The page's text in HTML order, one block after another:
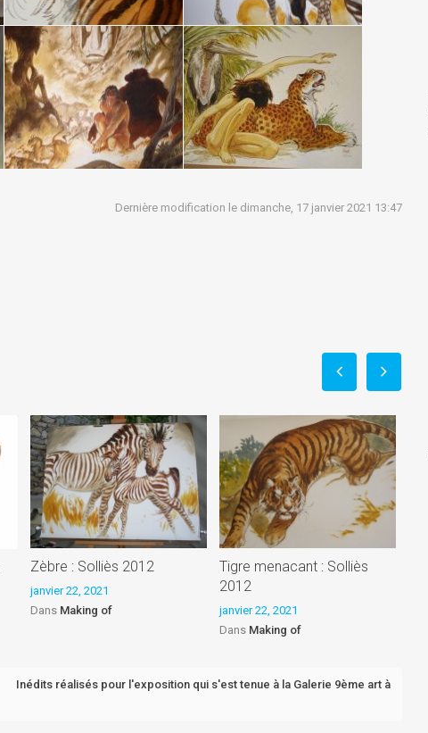
Dernière modification le dimanche, 17 janvier 2021 13:47
Zèbre : Solliès 2012
janvier 22, 2021
Dans Making of
Tigre menacant : Solliès
2012
janvier 22, 2021
Dans Making of
Inédits réalisés pour l'exposition qui s'est tenue à la Galerie 9ème art à